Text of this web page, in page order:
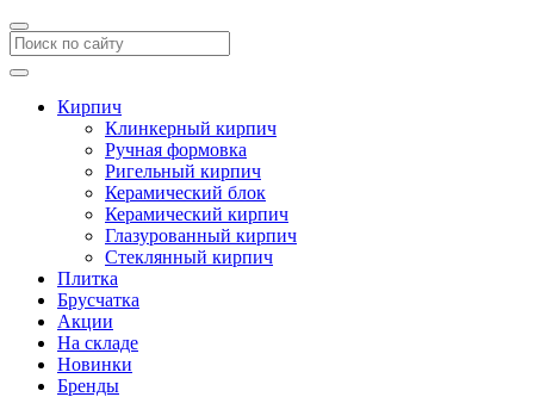
Кирпич
Клинкерный кирпич
Ручная формовка
Ригельный кирпич
Керамический блок
Керамический кирпич
Глазурованный кирпич
Стеклянный кирпич
Плитка
Брусчатка
Акции
На складе
Новинки
Бренды